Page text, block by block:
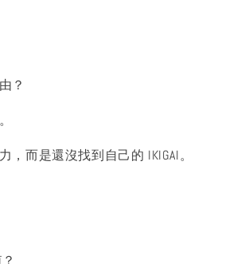
？
而是還沒找到自己的 IKIGAI。